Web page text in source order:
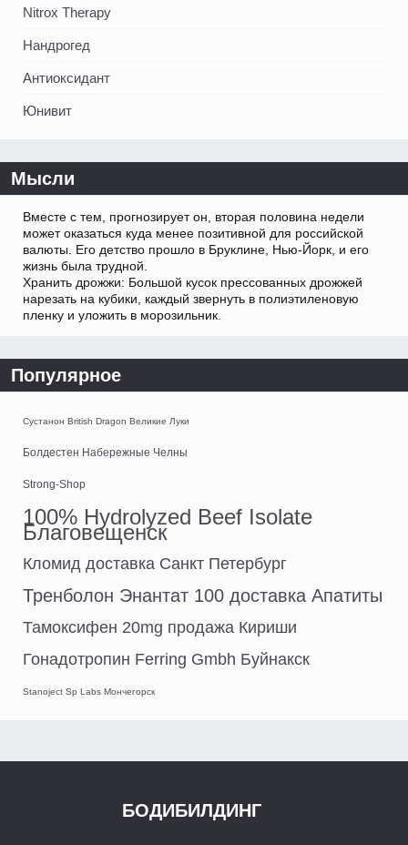
Nitrox Therapy
Нандрогед
Антиоксидант
Юнивит
Мысли
Вместе с тем, прогнозирует он, вторая половина недели
может оказаться куда менее позитивной для российской
валюты. Его детство прошло в Бруклине, Нью-Йорк, и его
жизнь была трудной.
Хранить дрожжи: Большой кусок прессованных дрожжей
нарезать на кубики, каждый звернуть в полиэтиленовую
пленку и уложить в морозильник.
Популярное
Сустанон British Dragon Великие Луки
Болдестен Набережные Челны
Strong-Shop
100% Hydrolyzed Beef Isolate
Благовещенск
Кломид доставка Санкт Петербург
Тренболон Энантат 100 доставка Апатиты
Тамоксифен 20mg продажа Кириши
Гонадотропин Ferring Gmbh Буйнакск
Stanoject Sp Labs Мончегорск
БОДИБИЛДИНГ